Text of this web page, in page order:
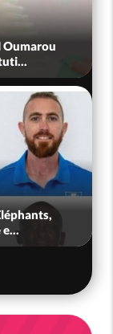
Oumarou
e...